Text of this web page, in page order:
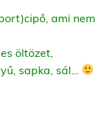
ami nem
öltözet,
sapka, sál…